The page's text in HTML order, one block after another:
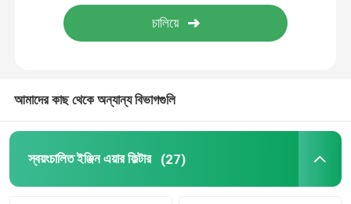
নির্মাণ সরঞ্জাম ফিল্টার
মোটরসাইকেল ফিল্টার
আমাদের কাছ থেকে অন্যান্য বিভাগগুলি
স্বয়ংচালিত ইঞ্জিন এয়ার ফিল্টার (27)